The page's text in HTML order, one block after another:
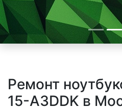
Ремонт
15-A3DDK в